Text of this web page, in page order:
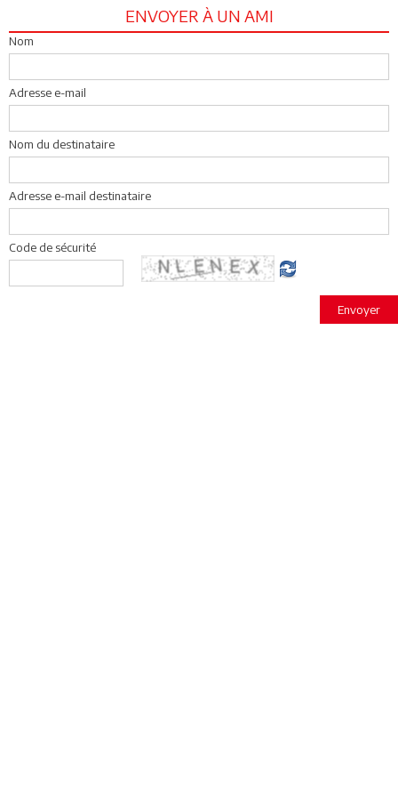
ENVOYER À UN AMI
Nom
Adresse e-mail
Nom du destinataire
Adresse e-mail destinataire
Code de sécurité
Envoyer